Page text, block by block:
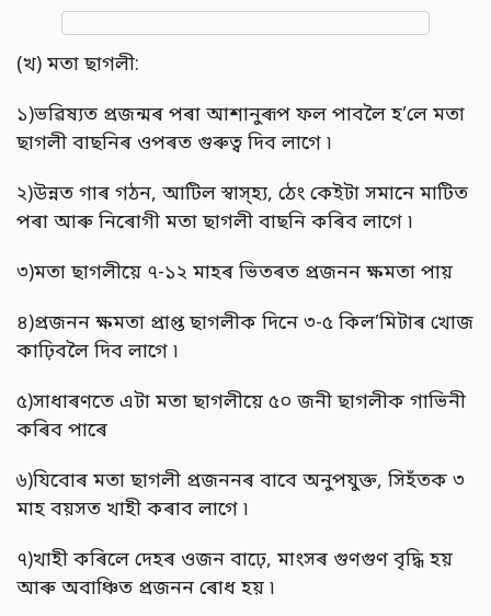
(খ) মতা ছাগলী:
১)ভৱিষ্যত প্ৰজন্মৰ পৰা আশানুৰূপ ফল পাবলৈ হ’লে মতা
ছাগলী বাছনিৰ ওপৰত গুৰুত্ব দিব লাগে ৷
২)উন্নত গাৰ গঠন, আটিল স্বাস্হ্য, ঠেং কেইটা সমানে মাটিত
পৰা আৰু নিৰোগী মতা ছাগলী বাছনি কৰিব লাগে ৷
৩)মতা ছাগলীয়ে ৭-১২ মাহৰ ভিতৰত প্ৰজনন ক্ষমতা পায়
৪)প্ৰজনন ক্ষমতা প্ৰাপ্ত ছাগলীক দিনে ৩-৫ কিল’মিটাৰ খোজ
কাঢ়িবলৈ দিব লাগে ৷
৫)সাধাৰণতে এটা মতা ছাগলীয়ে ৫০ জনী ছাগলীক গাভিনী
কৰিব পাৰে
৬)যিবোৰ মতা ছাগলী প্ৰজননৰ বাবে অনুপযুক্ত, সিহঁতক ৩
মাহ বয়সত খাহী কৰাব লাগে ৷
৭)খাহী কৰিলে দেহৰ ওজন বাঢ়ে, মাংসৰ গুণগুণ বৃদ্ধি হয়
আৰু অবাঞ্চিত প্ৰজনন ৰোধ হয় ৷